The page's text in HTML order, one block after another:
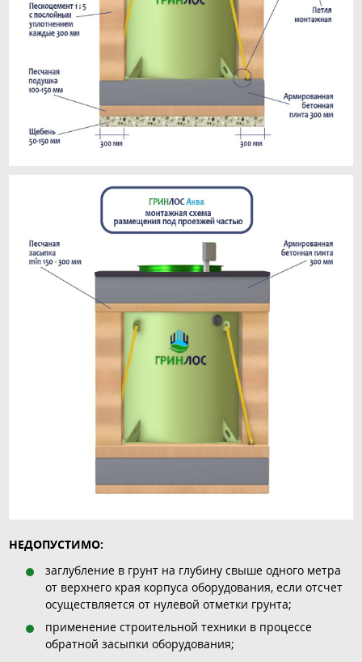
НЕДОПУСТИМО:
заглубление в грунт на глубину свыше одного метра
от верхнего края корпуса оборудования, если отсчет
осуществляется от нулевой отметки грунта;
применение строительной техники в процессе
обратной засыпки оборудования;